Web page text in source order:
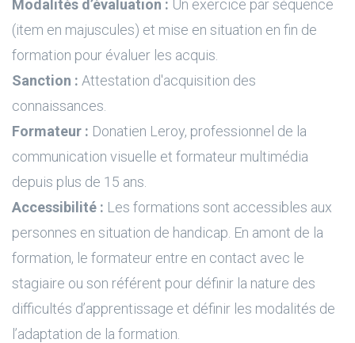
Modalités d’évaluation : Un exercice par séquence
(item en majuscules) et mise en situation en fin de
formation pour évaluer les acquis.
Sanction : Attestation d'acquisition des
connaissances.
Formateur : Donatien Leroy, professionnel de la
communication visuelle et formateur multimédia
depuis plus de 15 ans.
Accessibilité : Les formations sont accessibles aux
personnes en situation de handicap. En amont de la
formation, le formateur entre en contact avec le
stagiaire ou son référent pour définir la nature des
difficultés d’apprentissage et définir les modalités de
l’adaptation de la formation.